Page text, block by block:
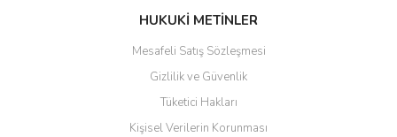
HUKUKİ METİNLER
Mesafeli Satış Sözleşmesi
Gizlilik ve Güvenlik
Tüketici Hakları
Kişisel Verilerin Korunması